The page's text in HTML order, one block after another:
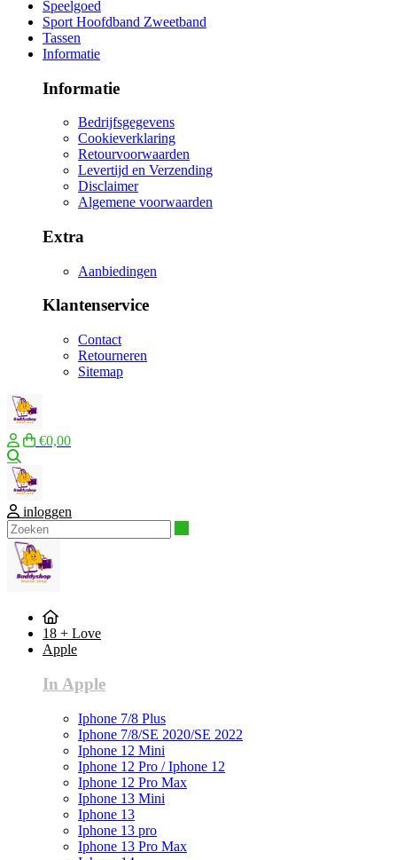
Speelgoed
Sport Hoofdband Zweetband
Tassen
Informatie
Informatie
Bedrijfsgegevens
Cookieverklaring
Retourvoorwaarden
Levertijd en Verzending
Disclaimer
Algemene voorwaarden
Extra
Aanbiedingen
Klantenservice
Contact
Retourneren
Sitemap
€0,00
inloggen
18 + Love
Apple
In Apple
Iphone 7/8 Plus
Iphone 7/8/SE 2020/SE 2022
Iphone 12 Mini
Iphone 12 Pro / Iphone 12
Iphone 12 Pro Max
Iphone 13 Mini
Iphone 13
Iphone 13 pro
Iphone 13 Pro Max